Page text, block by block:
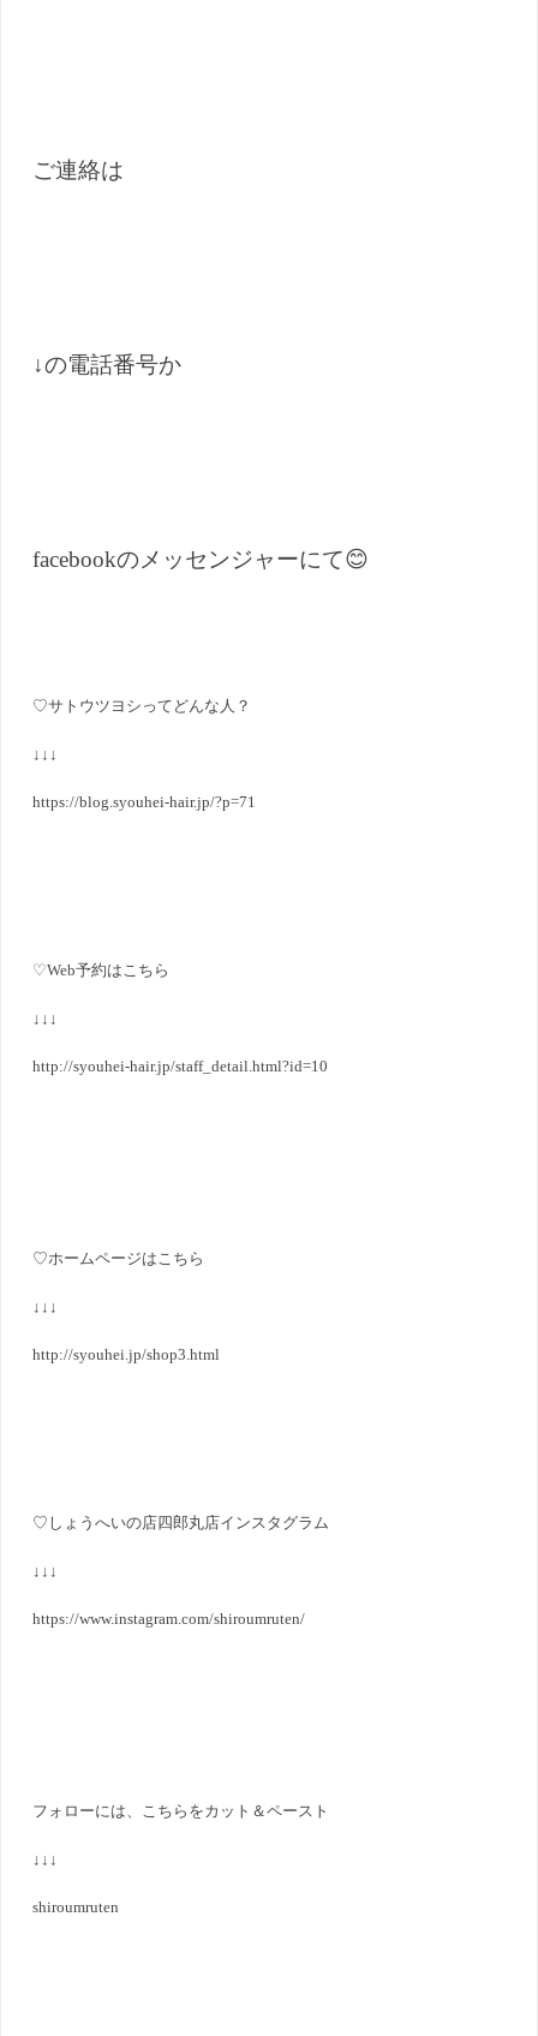
ご連絡は
↓の電話番号か
facebookのメッセンジャーにて😊
♡サトウツヨシってどんな人？
↓↓↓
https://blog.syouhei-hair.jp/?p=71
♡Web予約はこちら
↓↓↓
http://syouhei-hair.jp/staff_detail.html?id=10
♡ホームページはこちら
↓↓↓
http://syouhei.jp/shop3.html
♡しょうへいの店四郎丸店インスタグラム
↓↓↓
https://www.instagram.com/shiroumruten/
フォローには、こちらをカット＆ペースト
↓↓↓
shiroumruten